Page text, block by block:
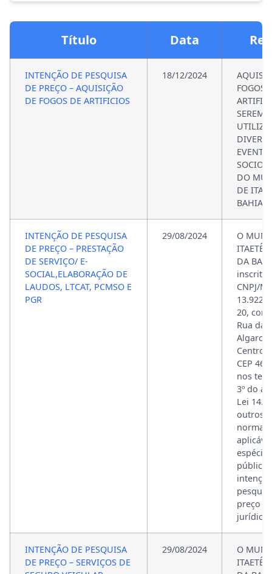
Título Data
INTENÇÃO DE PESQUISA
DE PREÇO – AQUISIÇÃO
DE FOGOS DE ARTIFICIOS
18/12/2024
FOGOS
SEREM
DO
DE
BAHIA.
INTENÇÃO DE PESQUISA
DE PREÇO – PRESTAÇÃO
DE SERVIÇO/ E-
SOCIAL,ELABORAÇÃO DE
LAUDOS, LTCAT, PCMSO E
PGR
29/08/2024
O
ITAETÊ,
DA
inscrito
CNPJ/
20, com
Rua das
Centro,
CEP
nos
3º do
Lei
outros
público
preço
jurídica
INTENÇÃO DE PESQUISA
DE PREÇO – SERVIÇOS DE
29/08/2024
O
ITAETÊ,